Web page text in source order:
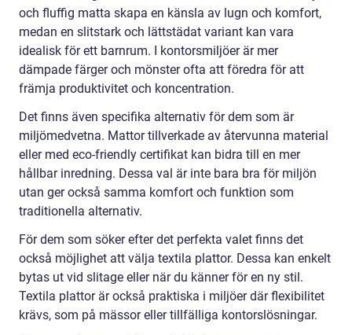
och fluffig matta skapa en känsla av lugn och komfort,
medan en slitstark och lättstädat variant kan vara
idealisk för ett barnrum. I kontorsmiljöer är mer
dämpade färger och mönster ofta att föredra för att
främja produktivitet och koncentration.
Det finns även specifika alternativ för dem som är
miljömedvetna. Mattor tillverkade av återvunna material
eller med eco-friendly certifikat kan bidra till en mer
hållbar inredning. Dessa val är inte bara bra för miljön
utan ger också samma komfort och funktion som
traditionella alternativ.
För dem som söker efter det perfekta valet finns det
också möjlighet att välja textila plattor. Dessa kan enkelt
bytas ut vid slitage eller när du känner för en ny stil.
Textila plattor är också praktiska i miljöer där flexibilitet
krävs, som på mässor eller tillfälliga kontorslösningar.